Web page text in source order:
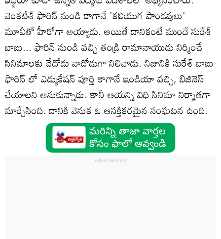
వెంకటేశ్ ఫారిన్ నుండి రాగానే 'కలియుగ పాండవులు'
మూవీతో హీరోగా అయ్యాడు. అయితే దానికంటే ముందే సురేశ్‌
బాబు... ఫారిన్ నుండి వచ్చి తండ్రి రామానాయుడు నిర్మించే
సినిమాలకు చేదోడు వాదోడుగా నిలిచాడు. నిజానికి సురేశ్‌ బాబు
ఫారిన్ లో ఎడ్యుకేషన్ పూర్తి కాగానే ఇండియా వచ్చి, బిజినెస్
చేయాలని అనుకున్నారు. కానీ ఆయన్ని విధి సినిమా నిర్మాతగా
మార్చేసింది. దానికి వెనుక ఓ ఆసక్తికరమైన సంఘటన ఉంది.